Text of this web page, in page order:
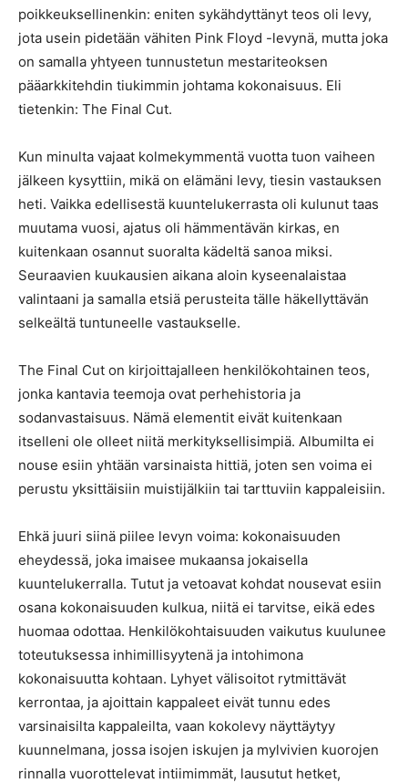
poikkeuksellinenkin: eniten sykähdyttänyt teos oli levy,
jota usein pidetään vähiten Pink Floyd -levynä, mutta joka
on samalla yhtyeen tunnustetun mestariteoksen
pääarkkitehdin tiukimmin johtama kokonaisuus. Eli
tietenkin: The Final Cut.
Kun minulta vajaat kolmekymmentä vuotta tuon vaiheen
jälkeen kysyttiin, mikä on elämäni levy, tiesin vastauksen
heti. Vaikka edellisestä kuuntelukerrasta oli kulunut taas
muutama vuosi, ajatus oli hämmentävän kirkas, en
kuitenkaan osannut suoralta kädeltä sanoa miksi.
Seuraavien kuukausien aikana aloin kyseenalaistaa
valintaani ja samalla etsiä perusteita tälle häkellyttävän
selkeältä tuntuneelle vastaukselle.
The Final Cut on kirjoittajalleen henkilökohtainen teos,
jonka kantavia teemoja ovat perhehistoria ja
sodanvastaisuus. Nämä elementit eivät kuitenkaan
itselleni ole olleet niitä merkityksellisimpiä. Albumilta ei
nouse esiin yhtään varsinaista hittiä, joten sen voima ei
perustu yksittäisiin muistijälkiin tai tarttuviin kappaleisiin.
Ehkä juuri siinä piilee levyn voima: kokonaisuuden
eheydessä, joka imaisee mukaansa jokaisella
kuuntelukerralla. Tutut ja vetoavat kohdat nousevat esiin
osana kokonaisuuden kulkua, niitä ei tarvitse, eikä edes
huomaa odottaa. Henkilökohtaisuuden vaikutus kuulunee
toteutuksessa inhimillisyytenä ja intohimona
kokonaisuutta kohtaan. Lyhyet välisoitot rytmittävät
kerrontaa, ja ajoittain kappaleet eivät tunnu edes
varsinaisilta kappaleilta, vaan kokolevy näyttäytyy
kuunnelmana, jossa isojen iskujen ja mylvivien kuorojen
rinnalla vuorottelevat intiimimmät, lausutut hetket,